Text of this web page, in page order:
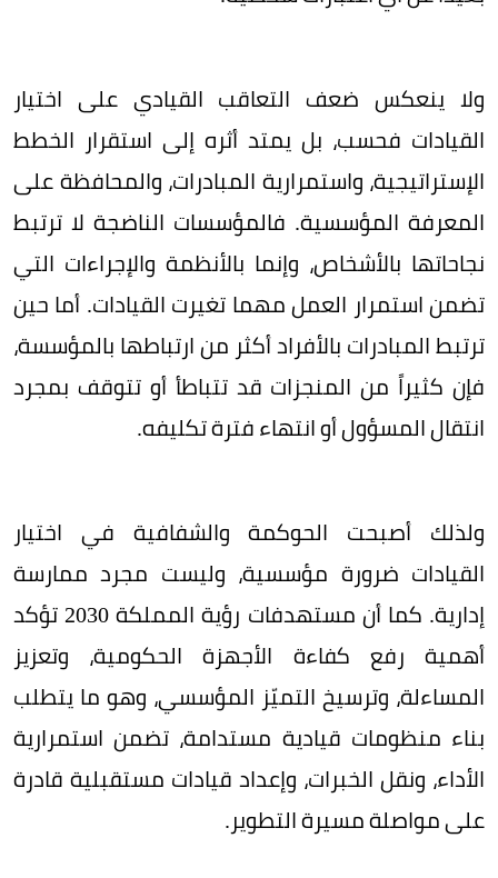
ولا ينعكس ضعف التعاقب القيادي على اختيار
القيادات فحسب، بل يمتد أثره إلى استقرار الخطط
الإستراتيجية، واستمرارية المبادرات، والمحافظة على
المعرفة المؤسسية. فالمؤسسات الناضجة لا ترتبط
نجاحاتها بالأشخاص، وإنما بالأنظمة والإجراءات التي
تضمن استمرار العمل مهما تغيرت القيادات. أما حين
ترتبط المبادرات بالأفراد أكثر من ارتباطها بالمؤسسة،
فإن كثيراً من المنجزات قد تتباطأ أو تتوقف بمجرد
انتقال المسؤول أو انتهاء فترة تكليفه.
ولذلك أصبحت الحوكمة والشفافية في اختيار
القيادات ضرورة مؤسسية، وليست مجرد ممارسة
إدارية. كما أن مستهدفات رؤية المملكة 2030 تؤكد
أهمية رفع كفاءة الأجهزة الحكومية، وتعزيز
المساءلة، وترسيخ التميّز المؤسسي، وهو ما يتطلب
بناء منظومات قيادية مستدامة، تضمن استمرارية
الأداء، ونقل الخبرات، وإعداد قيادات مستقبلية قادرة
على مواصلة مسيرة التطوير.